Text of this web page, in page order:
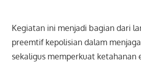
Kegiatan ini menjadi bagian dari
preemtif kepolisian dalam
sekaligus memperkuat ketahanan